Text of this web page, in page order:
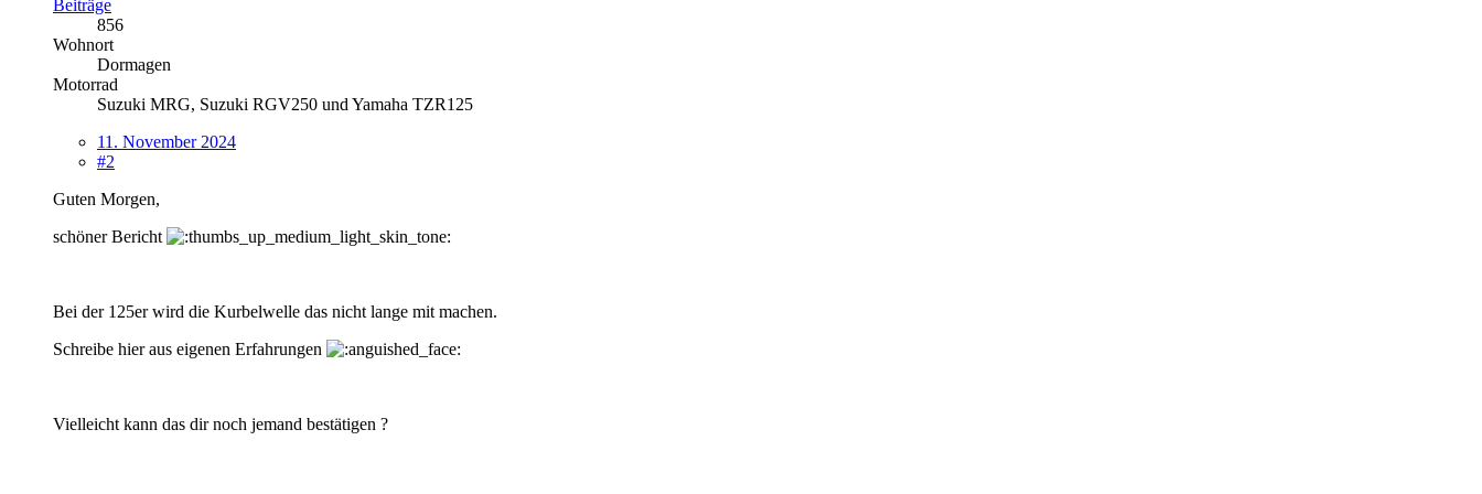
Beiträge
856
Wohnort
Dormagen
Motorrad
Suzuki MRG, Suzuki RGV250 und Yamaha TZR125
11. November 2024
#2
Guten Morgen,
schöner Bericht
Bei der 125er wird die Kurbelwelle das nicht lange mit machen.
Schreibe hier aus eigenen Erfahrungen
Vielleicht kann das dir noch jemand bestätigen ?